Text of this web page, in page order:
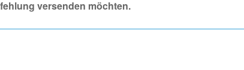
versenden möchten.